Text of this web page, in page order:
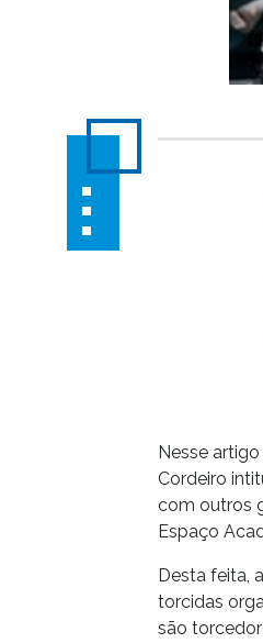
Nesse
Cordeiro
com outros
Espaço
Desta feita,
torcidas
são